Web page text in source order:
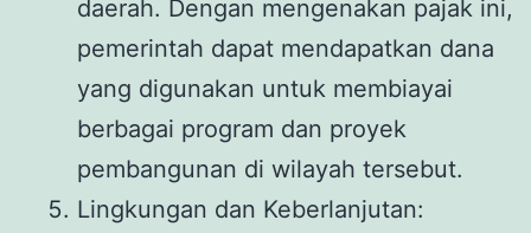
daerah. Dengan mengenakan pajak ini,
pemerintah dapat mendapatkan dana
yang digunakan untuk membiayai
berbagai program dan proyek
pembangunan di wilayah tersebut.
Lingkungan dan Keberlanjutan: